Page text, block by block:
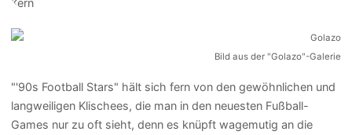
Bild aus der "Golazo"-Galerie
"'90s Football Stars" hält sich fern von den gewöhnlichen und
langweiligen Klischees, die man in den neuesten Fußball-
Games nur zu oft sieht, denn es knüpft wagemutig an die